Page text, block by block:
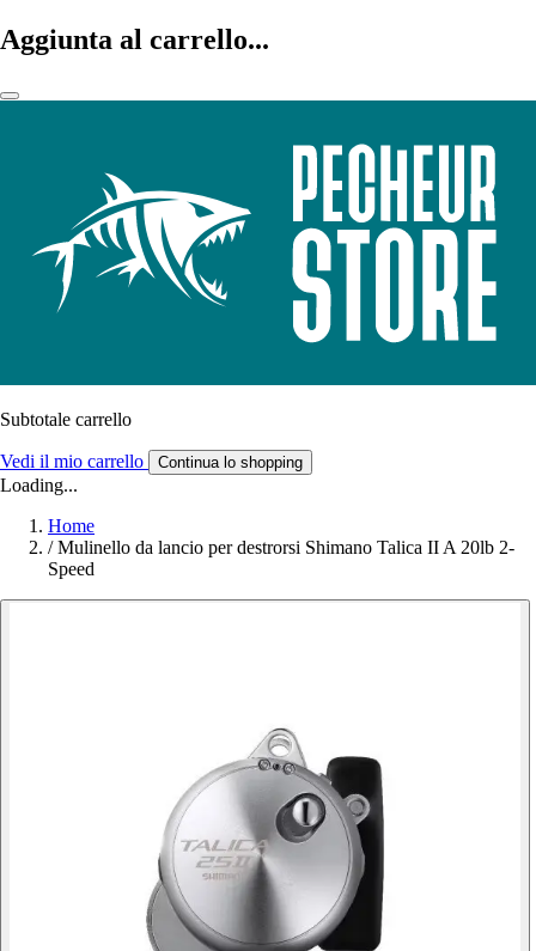
Aggiunta al carrello...
Subtotale carrello
Vedi il mio carrello Continua lo shopping
Loading...
Home
/ Mulinello da lancio per destrorsi Shimano Talica II A 20lb 2-
Speed